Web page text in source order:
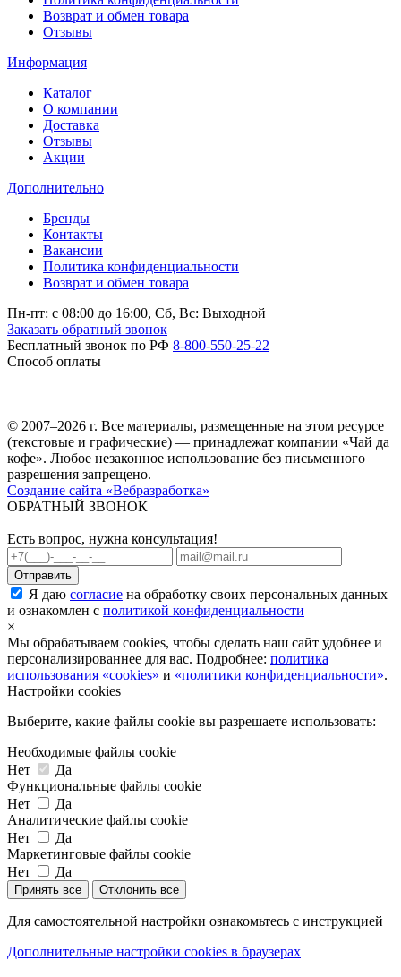
Возврат и обмен товара
Отзывы
Информация
Каталог
О компании
Доставка
Отзывы
Акции
Дополнительно
Бренды
Контакты
Вакансии
Политика конфиденциальности
Возврат и обмен товара
Пн-пт: c 08:00 до 16:00, Сб, Вс: Выходной
Заказать обратный звонок
Бесплатный звонок по РФ 8-800-550-25-22
Способ оплаты
© 2007–2026 г. Все материалы, размещенные на этом ресурсе
(текстовые и графические) — принадлежат компании «Чай да
кофе». Любое незаконное использование без письменного
разрешения запрещено.
Создание сайта «Вебразработка»
ОБРАТНЫЙ ЗВОНОК
Есть вопрос, нужна консультация!
Я даю согласие на обработку своих персональных данных
и ознакомлен с политикой конфиденциальности
×
Мы обрабатываем cookies, чтобы сделать наш сайт удобнее и
персонализированнее для вас. Подробнее: политика
использования «cookies» и «политики конфиденциальности».
Настройки cookies
Выберите, какие файлы cookie вы разрешаете использовать:
Необходимые файлы cookie
Нет
Да
Функциональные файлы cookie
Нет
Да
Аналитические файлы cookie
Нет
Да
Маркетинговые файлы cookie
Нет
Да
Принять все Отклонить все
Для самостоятельной настройки ознакомьтесь с инструкцией
Дополнительные настройки cookies в браузерах